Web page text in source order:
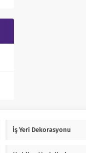
İş Yeri Dekorasyonu